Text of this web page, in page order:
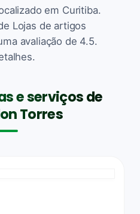
em Curitiba.
Lojas de artigos
avaliação de 4.5.
e serviços de
Torres